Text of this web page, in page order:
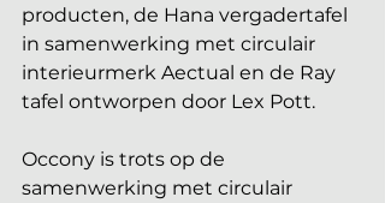
producten, de Hana vergadertafel
in samenwerking met circulair
interieurmerk Aectual en de Ray
tafel ontworpen door Lex Pott.
Occony is trots op de
samenwerking met circulair